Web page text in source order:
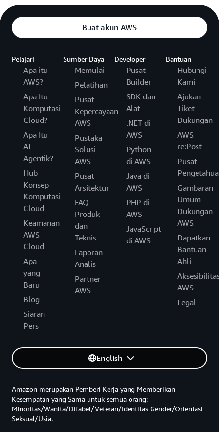
Buat akun AWS
Pelajari
Apa itu
AWS?
Apa Itu
Komputasi
Cloud?
Apa Itu
AI
Agentik?
Hub
Konsep
Komputasi
Cloud
Keamanan
AWS
Cloud
Apa
yang
Baru
Blog
Siaran
Pers
Sumber Daya
Memulai
Pelatihan
Pusat
Kepercayaan
AWS
Pustaka
Solusi
AWS
Pusat
Arsitektur
FAQ
Produk
dan
Teknis
Laporan
Analis
Partner
AWS
Developer
Pusat
Builder
SDK dan
Alat
.NET di
AWS
Python
di AWS
Java di
AWS
PHP di
AWS
JavaScript
di AWS
Bantuan
Hubungi
Kami
Ajukan
Tiket
Dukungan
AWS
re:Post
Pusat
Gambaran
Umum
Dukungan
AWS
Dapatkan
Bantuan
Ahli
AWS
Legal
English
Amazon merupakan Pemberi Kerja yang Memberikan
Kesempatan yang Sama untuk semua orang:
Minoritas/Wanita/Difabel/Veteran/Identitas Gender/Orientasi
Seksual/Usia.